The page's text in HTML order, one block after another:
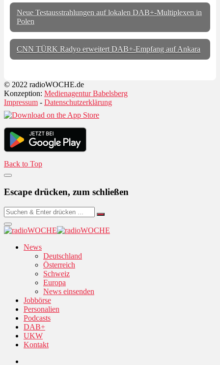
Neue Testausstrahlungen auf lokalen DAB+-Multiplexen in
Polen
CNN TÜRK Radyo erweitert DAB+-Empfang auf Ankara
© 2022 radioWOCHE.de
Konzeption: Medienagentur Babelsberg
Impressum - Datenschutzerklärung
Back to Top
Escape drücken, zum schließen
News
Deutschland
Österreich
Schweiz
Europa
News einsenden
Jobbörse
Personalien
Podcasts
DAB+
UKW
Kontakt